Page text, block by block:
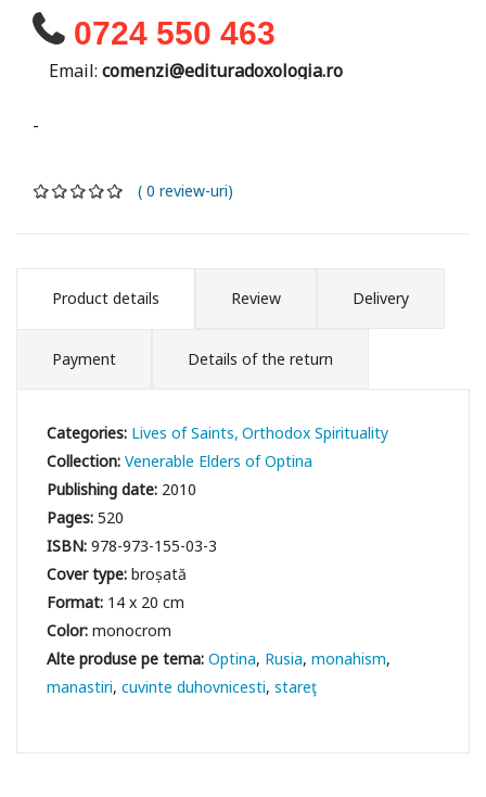
0724 550 463
Email: comenzi@edituradoxologia.ro
-
( 0 review-uri)
Product details Review Delivery
Payment Details of the return
Categories: Lives of Saints Orthodox Spirituality
Collection:Venerable Elders of Optina
Publishing date: 2010
Pages:520
ISBN:978-973-155-03-3
Cover type:broșată
Format: 14 x 20 cm
Color:monocrom
Optina Rusia monahism
manastiri cuvinte duhovnicesti stareţ